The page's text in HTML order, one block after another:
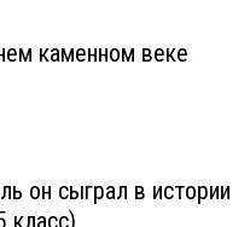
каменном веке
он сыграл в истории